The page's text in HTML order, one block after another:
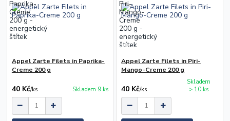
Appel Zarte Filets in Paprika-
Creme 200 g
40 Kč/ks Skladem 9 ks
Appel Zarte Filets in Piri-
Mango-Creme 200 g
40 Kč/ks
Skladem
> 10 ks